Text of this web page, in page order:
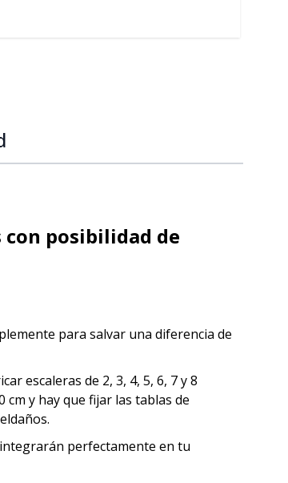
con posibilidad de
para salvar una diferencia de
escaleras de 2, 3, 4, 5, 6, 7 y 8
cm y hay que fijar las tablas de
perfectamente en tu